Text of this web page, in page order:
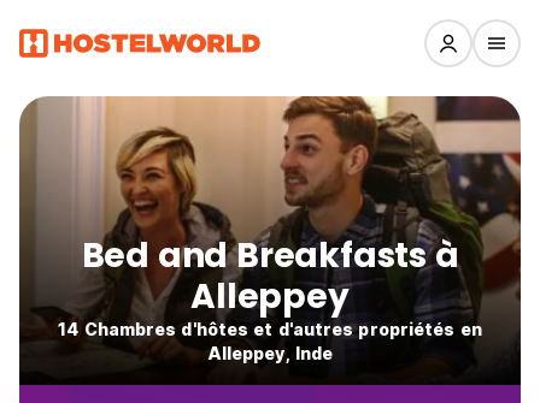
Bed and Breakfasts à
Alleppey
14 Chambres d'hôtes et d'autres propriétés en
Alleppey, Inde